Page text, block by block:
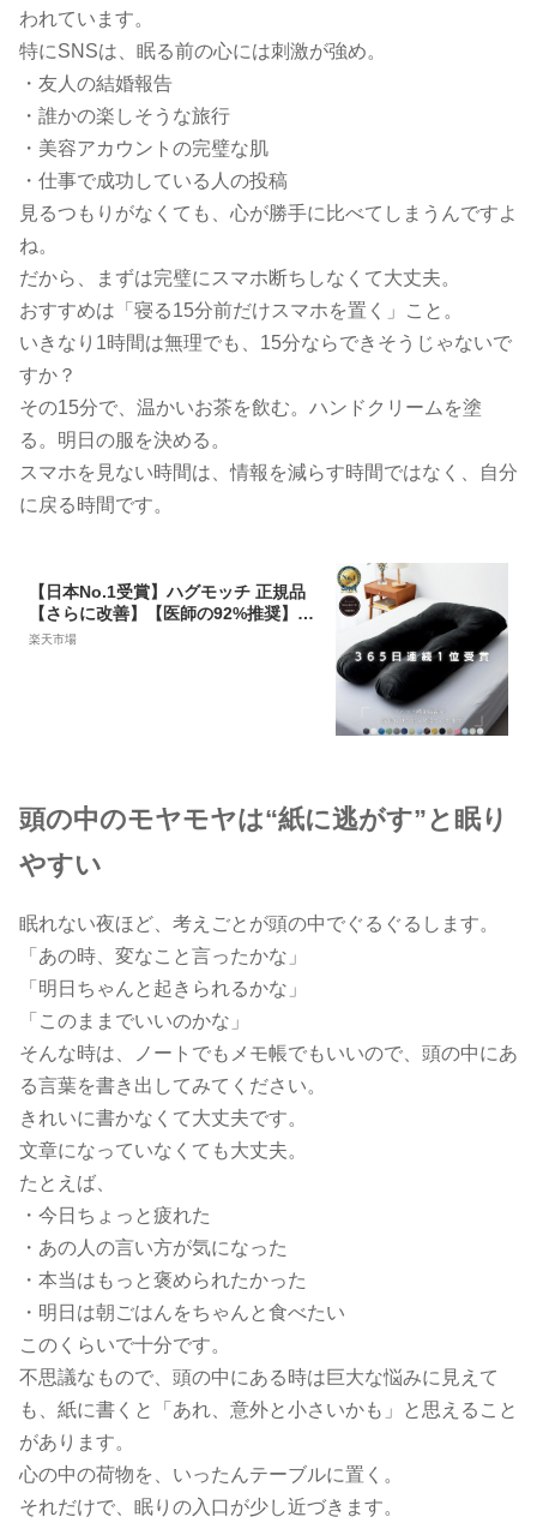
われています。
特にSNSは、眠る前の心には刺激が強め。
・友人の結婚報告
・誰かの楽しそうな旅行
・美容アカウントの完璧な肌
・仕事で成功している人の投稿
見るつもりがなくても、心が勝手に比べてしまうんですよ
ね。
だから、まずは完璧にスマホ断ちしなくて大丈夫。
おすすめは「寝る15分前だけスマホを置く」こと。
いきなり1時間は無理でも、15分ならできそうじゃないで
すか？
その15分で、温かいお茶を飲む。ハンドクリームを塗
る。明日の服を決める。
スマホを見ない時間は、情報を減らす時間ではなく、自分
に戻る時間です。
【日本No.1受賞】ハグモッチ 正規品
【さらに改善】【医師の92%推奨】30
万人の眠りを変えた 枕 ふわもち 腰 肩
楽天市場
頭の中のモヤモヤは“紙に逃がす”と眠り
やすい
眠れない夜ほど、考えごとが頭の中でぐるぐるします。
「あの時、変なこと言ったかな」
「明日ちゃんと起きられるかな」
「このままでいいのかな」
そんな時は、ノートでもメモ帳でもいいので、頭の中にあ
る言葉を書き出してみてください。
きれいに書かなくて大丈夫です。
文章になっていなくても大丈夫。
たとえば、
・今日ちょっと疲れた
・あの人の言い方が気になった
・本当はもっと褒められたかった
・明日は朝ごはんをちゃんと食べたい
このくらいで十分です。
不思議なもので、頭の中にある時は巨大な悩みに見えて
も、紙に書くと「あれ、意外と小さいかも」と思えること
があります。
心の中の荷物を、いったんテーブルに置く。
それだけで、眠りの入口が少し近づきます。